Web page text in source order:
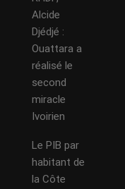
Alcide
Djédjé :
Ouattara a
réalisé le
second
miracle
Ivoirien
Le PIB par
habitant de
la Côte